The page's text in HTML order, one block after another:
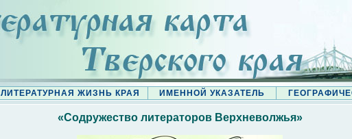
ЛИТЕРАТУРНАЯ ЖИЗНЬ КРАЯ ИМЕННОЙ УКАЗАТЕЛЬ
«Содружество литераторов Верхневолжья»